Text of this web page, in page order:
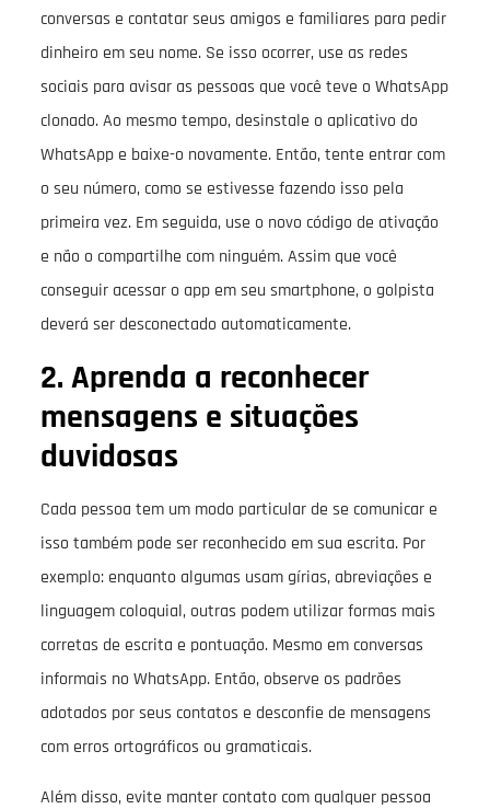
conversas e contatar seus amigos e familiares para pedir
dinheiro em seu nome. Se isso ocorrer, use as redes
sociais para avisar as pessoas que você teve o WhatsApp
clonado. Ao mesmo tempo, desinstale o aplicativo do
WhatsApp e baixe-o novamente. Então, tente entrar com
o seu número, como se estivesse fazendo isso pela
primeira vez. Em seguida, use o novo código de ativação
e não o compartilhe com ninguém. Assim que você
conseguir acessar o app em seu smartphone, o golpista
deverá ser desconectado automaticamente.
2. Aprenda a reconhecer
mensagens e situações
duvidosas
Cada pessoa tem um modo particular de se comunicar e
isso também pode ser reconhecido em sua escrita. Por
exemplo: enquanto algumas usam gírias, abreviações e
linguagem coloquial, outras podem utilizar formas mais
corretas de escrita e pontuação. Mesmo em conversas
informais no WhatsApp. Então, observe os padrões
adotados por seus contatos e desconfie de mensagens
com erros ortográficos ou gramaticais.
Além disso, evite manter contato com qualquer pessoa